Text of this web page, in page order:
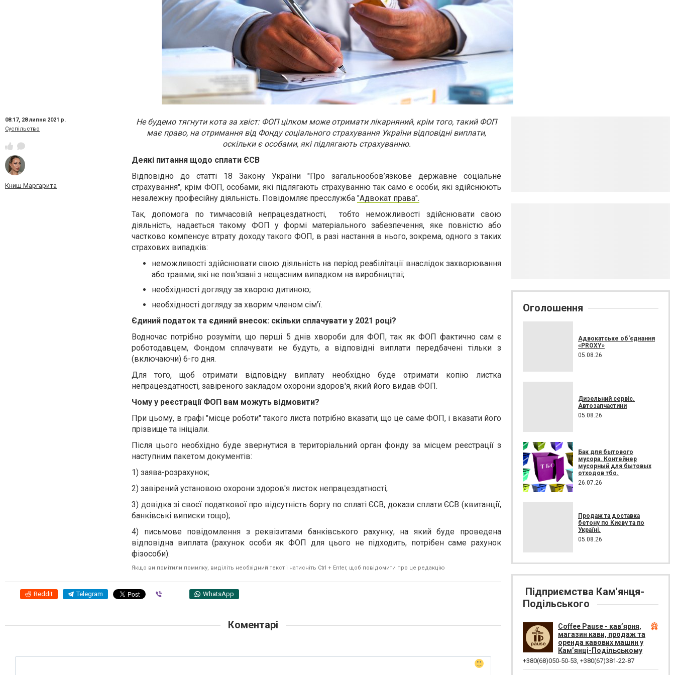
08:17, 28 липня 2021 р.
Суспільство
Книш Маргарита
Не будемо тягнути кота за хвіст: ФОП цілком може отримати лікарняний, крім того, такий ФОП
має право, на отримання від Фонду соціального страхування України відповідні виплати,
оскільки є особами, які підлягають страхуванню.
Деякі питання щодо сплати ЄСВ
Відповідно до статті 18 Закону України "Про загальнообов’язкове державне соціальне
страхування", крім ФОП, особами, які підлягають страхуванню так само є особи, які здійснюють
незалежну професійну діяльність. Повідомляє пресслужба "Адвокат права".
Так, допомога по тимчасовій непрацездатності, тобто неможливості здійснювати свою
діяльність, надається такому ФОП у формі матеріального забезпечення, яке повністю або
частково компенсує втрату доходу такого ФОП, в разі настання в нього, зокрема, одного з таких
страхових випадків:
неможливості здійснювати свою діяльність на період реабілітації внаслідок захворювання
або травми, які не пов'язані з нещасним випадком на виробництві;
необхідності догляду за хворою дитиною;
необхідності догляду за хворим членом сім'ї.
Єдиний податок та єдиний внесок: скільки сплачувати у 2021 році?
Водночас потрібно розуміти, що перші 5 днів хвороби для ФОП, так як ФОП фактично сам є
роботодавцем, Фондом сплачувати не будуть, а відповідні виплати передбачені тільки з
(включаючи) 6-го дня.
Для того, щоб отримати відповідну виплату необхідно буде отримати копію листка
непрацездатності, завіреного закладом охорони здоров'я, який його видав ФОП.
Чому у реєстрації ФОП вам можуть відмовити?
При цьому, в графі "місце роботи" такого листа потрібно вказати, що це саме ФОП, і вказати його
прізвище та ініціали.
Після цього необхідно буде звернутися в територіальний орган фонду за місцем реєстрації з
наступним пакетом документів:
1) заява-розрахунок;
2) завірений установою охорони здоров'я листок непрацездатності;
3) довідка зі своєї податкової про відсутність боргу по сплаті ЄСВ, докази сплати ЄСВ (квитанції,
банківські виписки тощо);
4) письмове повідомлення з реквізитами банківського рахунку, на який буде проведена
відповідна виплата (рахунок особи як ФОП для цього не підходить, потрібен саме рахунок
фізособи).
Якщо ви помітили помилку, виділіть необхідний текст і натисніть Ctrl + Enter, щоб повідомити про це редакцію
Reddit Telegram WhatsApp
Коментарі
Оголошення
Адвокатське об'єднання
«PROXY»
05.08.26
Дизельний сервіс.
Автозапчастини
05.08.26
Бак для бытового
мусора. Контейнер
мусорный для бытовых
отходов тбо.
26.07.26
Продаж та доставка
бетону по Києву та по
Україні.
05.08.26
Підприємства Кам'янця-
Подільського
Coffee Pause - кав’ярня,
магазин кави, продаж та
оренда кавових машин у
Кам’янці-Подільському
+380(68)050-50-53, +380(67)381-22-87